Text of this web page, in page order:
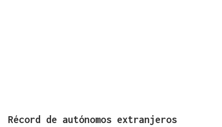
Récord de autónomos extranjeros